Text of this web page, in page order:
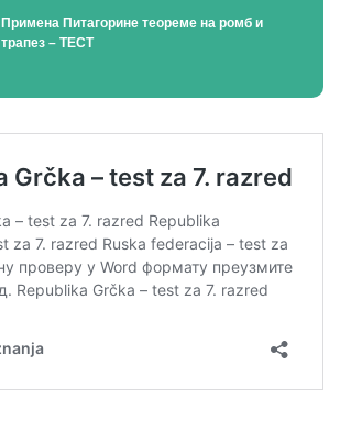
Примена Питагорине теореме на ромб и
трапез – ТЕСТ